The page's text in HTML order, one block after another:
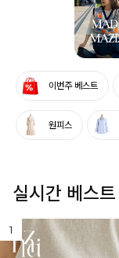
이번주 베스트
원피스
실시간 베스트